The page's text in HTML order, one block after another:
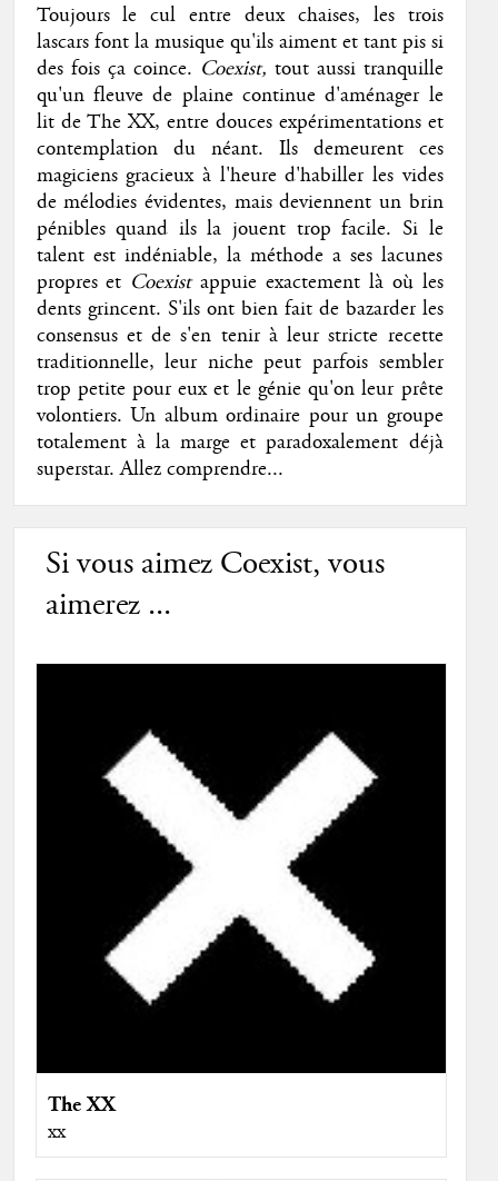
Toujours le cul entre deux chaises, les trois
lascars font la musique qu'ils aiment et tant pis si
des fois ça coince. Coexist, tout aussi tranquille
qu'un fleuve de plaine continue d'aménager le
lit de The XX, entre douces expérimentations et
contemplation du néant. Ils demeurent ces
magiciens gracieux à l'heure d'habiller les vides
de mélodies évidentes, mais deviennent un brin
pénibles quand ils la jouent trop facile. Si le
talent est indéniable, la méthode a ses lacunes
propres et Coexistappuie exactement là où les
dents grincent. S'ils ont bien fait de bazarder les
consensus et de s'en tenir à leur stricte recette
traditionnelle, leur niche peut parfois sembler
trop petite pour eux et le génie qu'on leur prête
volontiers. Un album ordinaire pour un groupe
totalement à la marge et paradoxalement déjà
superstar. Allez comprendre...
Si vous aimez Coexist, vous
aimerez ...
The XX
xx